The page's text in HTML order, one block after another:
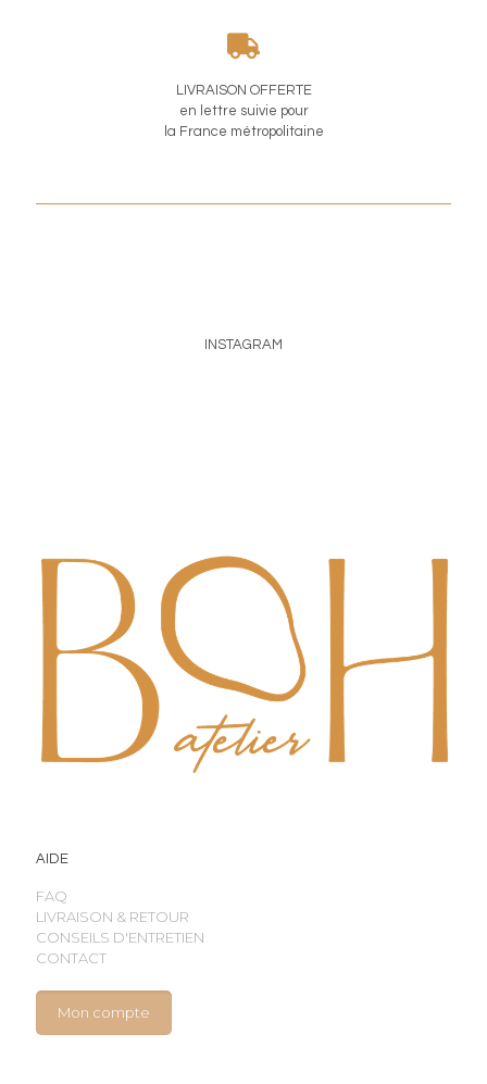
LIVRAISON OFFERTE
en lettre suivie pour
la France métropolitaine
INSTAGRAM
AIDE
FAQ
LIVRAISON & RETOUR
CONSEILS D'ENTRETIEN
CONTACT
Mon compte